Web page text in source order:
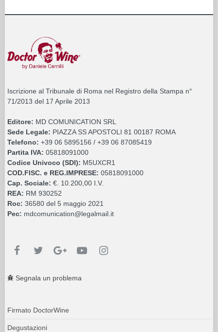
Iscrizione al Tribunale di Roma nel Registro della Stampa n°
71/2013 del 17 Aprile 2013
Editore: MD COMUNICATION SRL
Sede Legale: PIAZZA SS APOSTOLI 81 00187 ROMA
Telefono: +39 06 5895156 / +39 06 87085419
Partita IVA: 05818091000
Codice Univoco (SDI): M5UXCR1
COD.FISC. e REG.IMPRESE: 05818091000
Cap. Sociale: €. 10.200,00 I.V.
REA: RM 930252
Roc: 36580 del 5 maggio 2021
Pec: mdcomunication@legalmail.it
Segnala un problema
Firmato DoctorWine
Degustazioni